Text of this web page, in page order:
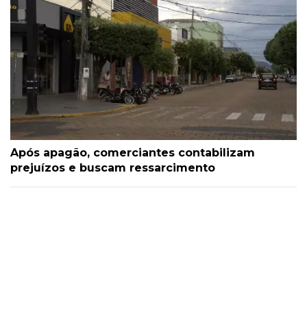
Após apagão, comerciantes contabilizam
prejuízos e buscam ressarcimento